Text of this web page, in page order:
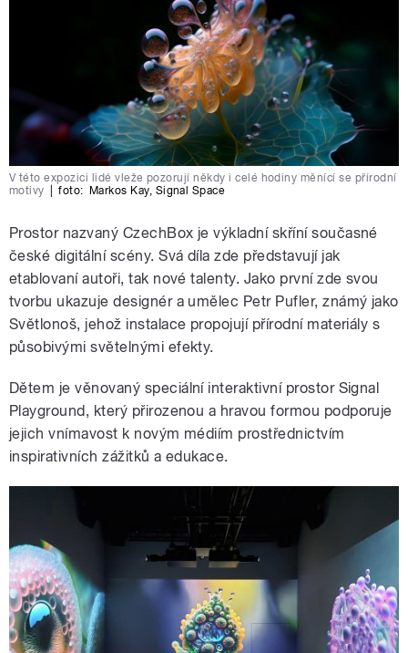
V této expozici lidé vleže pozorují někdy i celé hodiny měnící se přírodní
motivy
foto: Markos Kay, Signal Space
Prostor nazvaný CzechBox je výkladní skříní současné
české digitální scény. Svá díla zde představují jak
etablovaní autoři, tak nové talenty. Jako první zde svou
tvorbu ukazuje designér a umělec Petr Pufler, známý jako
Světlonoš, jehož instalace propojují přírodní materiály s
působivými světelnými efekty.
Dětem je věnovaný speciální interaktivní prostor Signal
Playground, který přirozenou a hravou formou podporuje
jejich vnímavost k novým médiím prostřednictvím
inspirativních zážitků a edukace.